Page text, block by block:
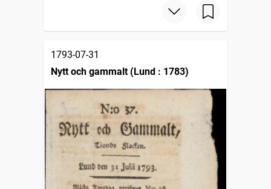
1793-07-31
Nytt och gammalt (Lund : 1783)